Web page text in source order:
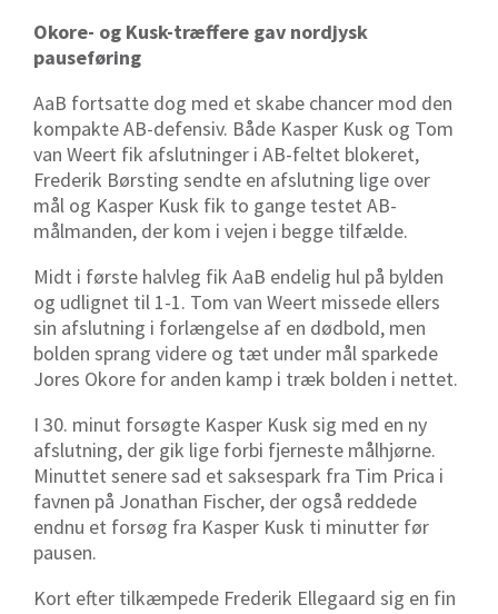
Okore- og Kusk-træffere gav nordjysk
pauseføring
AaB fortsatte dog med et skabe chancer mod den
kompakte AB-defensiv. Både Kasper Kusk og Tom
van Weert fik afslutninger i AB-feltet blokeret,
Frederik Børsting sendte en afslutning lige over
mål og Kasper Kusk fik to gange testet AB-
målmanden, der kom i vejen i begge tilfælde.
Midt i første halvleg fik AaB endelig hul på bylden
og udlignet til 1-1. Tom van Weert missede ellers
sin afslutning i forlængelse af en dødbold, men
bolden sprang videre og tæt under mål sparkede
Jores Okore for anden kamp i træk bolden i nettet.
I 30. minut forsøgte Kasper Kusk sig med en ny
afslutning, der gik lige forbi fjerneste målhjørne.
Minuttet senere sad et saksespark fra Tim Prica i
favnen på Jonathan Fischer, der også reddede
endnu et forsøg fra Kasper Kusk ti minutter før
pausen.
Kort efter tilkæmpede Frederik Ellegaard sig en fin